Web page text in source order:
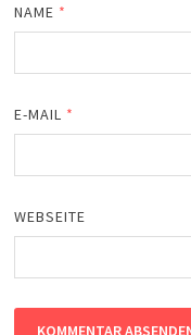
NAME *
E-MAIL *
WEBSEITE